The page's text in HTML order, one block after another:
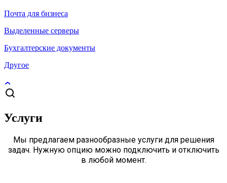
Почта для бизнеса
Выделенные серверы
Бухгалтерские документы
Другое
Услуги
Мы предлагаем разнообразные услуги для решения
задач. Нужную опцию можно подключить и отключить
в любой момент.